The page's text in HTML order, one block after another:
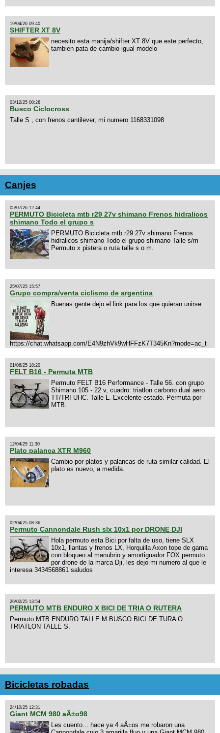
19/04/26 09:40
SHIFTER XT 8V
necesito esta manija/shifter XT 8V que este perfecto,
tambien pata de cambio igual modelo
03/12/25 00:26
Busco Ciclocross
Talle S , con frenos cantilever, mi numero 1168331098
Canjes
05/07/26 12:44
PERMUTO Bicicleta mtb r29 27v shimano Frenos hidralicos
shimano Todo el grupo s
PERMUTO Bicicleta mtb r29 27v shimano Frenos
hidralicos shimano Todo el grupo shimano Talle s/m
Permuto x pistera o ruta talle s o m.
25/07/25 15:57
Grupo compra/venta ciclismo de argentina
Buenas gente dejo el link para los que quieran unirse
https://chat.whatsapp.com/E4N9zhVk9wHFFzK7T345Kn?mode=ac_t
01/06/25 18:20
FELT B16 - Permuta MTB
Permuto FELT B16 Performance - Talle 56. con grupo
Shimano 105 - 22 v, cuadro: triatlon carbono dual aero
TT/TRI UHC. Talle L. Excelente estado. Permuta por
MTB.
12/04/25 11:30
Plato palanca XTR M960
Cambio por platos y palancas de ruta similar calidad. El
plato es nuevo, a medida.
02/04/25 08:36
Permuto Cannondale Rush slx 10x1 por DRONE DJI
Hola permuto esta Bici por falta de uso, tiene SLX
10x1, llantas y frenos LX, Horquilla Axon tope de gama
con bloqueo al manubrio y amortiguador FOX permuto
por drone de la marca Dji, les dejo mi numero al que le
interesa 3434568861 saludos
26/02/25 13:54
PERMUTO MTB ENDURO X BICI DE TRIA O RUTERA
Permuto MTB ENDURO TALLE M BUSCO BICI DE TURA O
TRIATLON TALLE S.
Bicicletas robadas
24/10/25 12:31
Giant MCM 980 aÃ±o98
Les cuento... hace ya 4 aÃ±os me robaron una